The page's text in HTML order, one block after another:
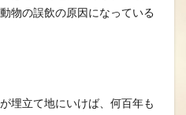
物の誤飲の原因になっている
埋立て地にいけば、何百年も